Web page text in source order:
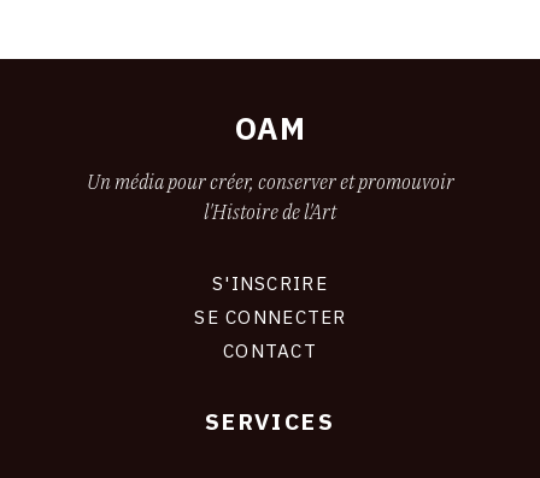
OAM
Un média pour créer, conserver et promouvoir
l'Histoire de l'Art
S'INSCRIRE
SE CONNECTER
CONTACT
SERVICES